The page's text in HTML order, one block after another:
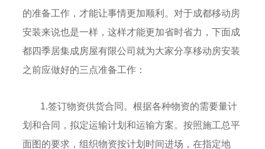
的准备工作，才能让事情更加顺利。对于成都移动房
安装来说也是一样，这样才能更加省时省力，下面成
都四季居集成房屋有限公司就为大家分享移动房安装
之前应做好的三点准备工作：
1.签订物资供货合同。根据各种物资的需要量计
划和合同，拟定运输计划和运输方案。按照施工总平
面图的要求，组织物资按计划时间进场，在指定地